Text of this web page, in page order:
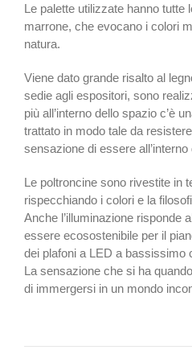
Le palette utilizzate hanno tutte
marrone, che evocano i colori
natura.
Viene dato grande risalto al
sedie agli espositori, sono
più all’interno dello spazio c’è
trattato in modo tale da
sensazione di essere
Le poltroncine sono rivestite in
rispecchiando i colori e la
Anche l’illuminazione risponde
essere ecosostenibile per il
dei plafoni a LED a bassissimo
La sensazione che si ha
di immergersi in un mondo